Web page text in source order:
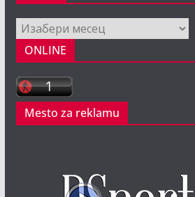
Arhiva
ONLINE
Mesto za reklamu